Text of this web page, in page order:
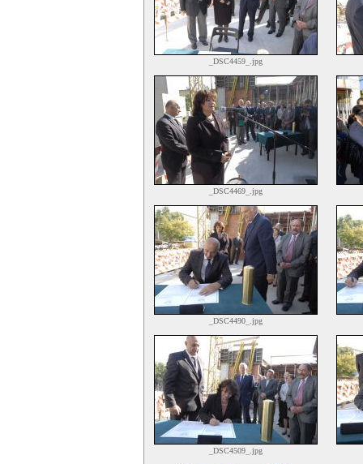
_DSC4459_.jpg
_DSC4469_.jpg
_DSC4490_.jpg
_DSC4509_.jpg